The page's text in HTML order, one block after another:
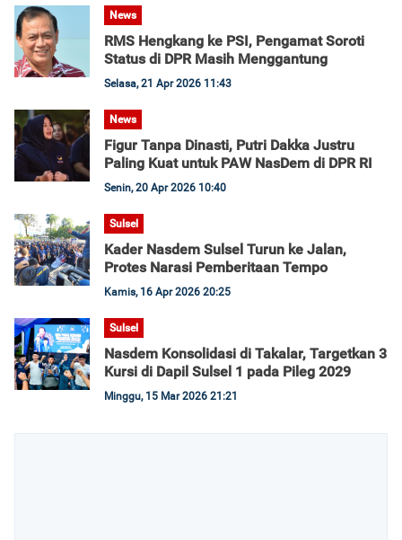
News
RMS Hengkang ke PSI, Pengamat Soroti
Status di DPR Masih Menggantung
Selasa, 21 Apr 2026 11:43
News
Figur Tanpa Dinasti, Putri Dakka Justru
Paling Kuat untuk PAW NasDem di DPR RI
Senin, 20 Apr 2026 10:40
Sulsel
Kader Nasdem Sulsel Turun ke Jalan,
Protes Narasi Pemberitaan Tempo
Kamis, 16 Apr 2026 20:25
Sulsel
Nasdem Konsolidasi di Takalar, Targetkan 3
Kursi di Dapil Sulsel 1 pada Pileg 2029
Minggu, 15 Mar 2026 21:21